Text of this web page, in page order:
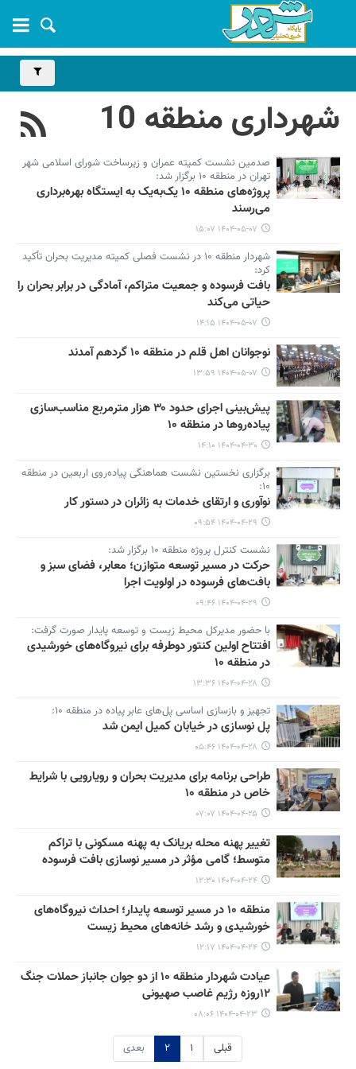
شهرداری منطقه 10
صدمین نشست کمیته عمران و زیرساخت شورای اسلامی شهر
تهران در منطقه ۱۰ برگزار شد:
پروژه‌های منطقه ۱۰ یک‌به‌یک به ایستگاه بهره‌برداری
می‌رسند
۱۴۰۴-۰۵-۰۷ ۱۵:۰۷
شهردار منطقه ۱۰ در نشست فصلی کمیته مدیریت بحران تأکید
کرد:
بافت فرسوده و جمعیت متراکم، آمادگی در برابر بحران را
حیاتی می‌کند
۱۴۰۴-۰۵-۰۷ ۱۴:۱۵
نوجوانان اهل قلم در منطقه ۱۰ گردهم آمدند
۱۴۰۴-۰۵-۰۷ ۱۳:۵۹
پیش‌بینی اجرای حدود ۳۰ هزار مترمربع مناسب‌سازی
پیاده‌روها در منطقه ۱۰
۱۴۰۴-۰۴-۳۰ ۱۴:۱۰
برگزاری نخستین نشست هماهنگی پیاده‌روی اربعین در منطقه
۱۰:
نوآوری و ارتقای خدمات به زائران در دستور کار
۱۴۰۴-۰۴-۲۹ ۰۹:۵۴
نشست کنترل پروژه منطقه ۱۰ برگزار شد:
حرکت در مسیر توسعه متوازن؛ معابر، فضای سبز و
بافت‌های فرسوده در اولویت اجرا
۱۴۰۴-۰۴-۲۹ ۰۹:۴۶
با حضور مدیرکل محیط زیست و توسعه پایدار صورت گرفت:
افتتاح اولین کنتور دوطرفه برای نیروگاه‌های خورشیدی
در منطقه ۱۰
۱۴۰۴-۰۴-۲۸ ۱۳:۳۶
تجهیز و بازسازی اساسی پل‌های عابر پیاده در منطقه ۱۰:
پل نوسازی در خیابان کمیل ایمن شد
۱۴۰۴-۰۴-۲۸ ۰۵:۴۶
طراحی برنامه برای مدیریت بحران و رویارویی با شرایط
خاص در منطقه ۱۰
۱۴۰۴-۰۴-۲۵ ۰۷:۰۷
تغییر پهنه محله بریانک به پهنه مسکونی با تراکم
متوسط؛ گامی مؤثر در مسیر نوسازی بافت فرسوده
۱۴۰۴-۰۴-۲۴ ۱۲:۳۰
منطقه ۱۰ در مسیر توسعه پایدار؛ احداث نیروگاه‌های
خورشیدی و رشد خانه‌های محیط زیست
۱۴۰۴-۰۴-۲۴ ۱۲:۱۷
عیادت شهردار منطقه ۱۰ از دو جوان جانباز حملات جنگ
۱۲روزه رژیم غاصب صهیونی
۱۴۰۴-۰۴-۲۳ ۰۸:۰۶
قبلی ۱ ۲ بعدی